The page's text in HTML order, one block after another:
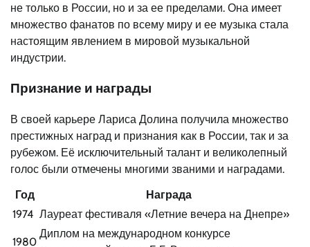
не только в России, но и за ее пределами. Она имеет
множество фанатов по всему миру и ее музыка стала
настоящим явлением в мировой музыкальной
индустрии.
Признание и награды
В своей карьере Лариса Долина получила множество
престижных наград и признания как в России, так и за
рубежом. Её исключительный талант и великолепный
голос были отмечены многими званими и наградами.
Год
Награда
1974 Лауреат фестиваля «Летние вечера на Днепре»
1980
Диплом на международном конкурсе